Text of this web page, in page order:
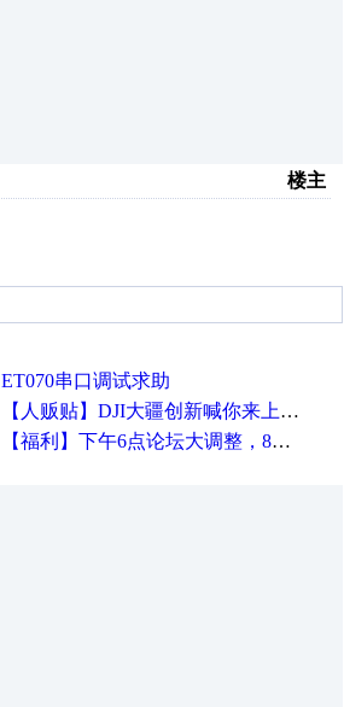
楼主
ET070串口调试求助
【人贩贴】DJI大疆创新喊你来上班啦~~~
【福利】下午6点论坛大调整，8点服务器内存升级